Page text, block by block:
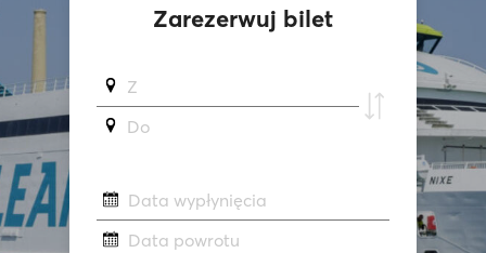
Zarezerwuj bilet
Z
Do
Data wypłynięcia
Data powrotu